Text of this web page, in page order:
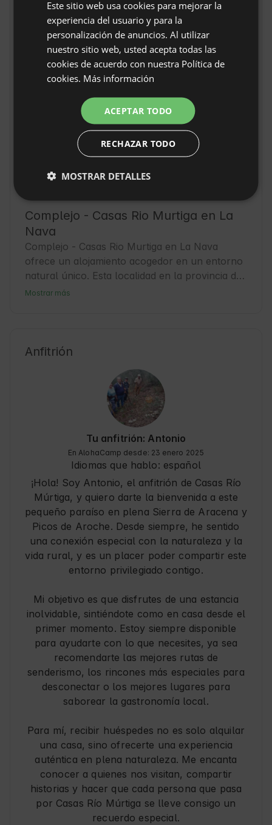
Localización
La Nava, Provincia Huelva, España
Complejo - Casas Rio Murtiga en La
Nava
Complejo - Casas Rio Murtiga en La Nava
ofrece un alojamiento acogedor en un entorno
natural único. Esta localidad en la provincia de
Huelva es perfecta para quienes buscan
viajes de turismo sostenible. Los Huéspedes
de aves y paseos por el campo. Además, es un
punto de partida excelente para explorar la
riqueza cultural y natural de la región.
Mostrar más
Anfitrión
Tu anfitrión: Antonio
En AlohaCamp desde: 23 enero 2025
Idiomas que hablo: español
¡Hola! Soy Antonio, el anfitrión de Casas Río
Múrtiga, y quiero darte la bienvenida a este
pequeño paraíso en plena Sierra de Aracena y
Picos de Aroche. Desde siempre, he sentido
una conexión especial con la naturaleza y la
vida rural, y es un placer poder compartir este
entorno privilegiado contigo.
Mi objetivo es que disfrutes de una estancia
inolvidable, sintiéndote como en casa desde el
primer momento. Estoy siempre disponible
para ayudarte con lo que necesites, ya sea
recomendarte las mejores rutas de
senderismo, los rincones más especiales para
desconectar o los mejores lugares para
saborear la gastronomía local.
Para mí, recibir huéspedes no es solo alquilar
una casa, sino ofrecerte una experiencia
auténtica en plena naturaleza. Me encanta
conocer a quienes nos visitan, compartir
historias y hacer que cada persona que pasa
por Casas Río Múrtiga se lleve consigo un
recuerdo especial.
ENGLISH
POLISH
GERMAN
Este sitio web usa cookies para mejorar la
experiencia del usuario y para la
personalización de anuncios. Al utilizar
nuestro sitio web, usted acepta todas las
cookies de acuerdo con nuestra Política de
cookies. Más información
ACEPTAR TODO
RECHAZAR TODO
MOSTRAR DETALLES